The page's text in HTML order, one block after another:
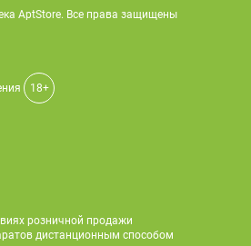
AptStore. Все права защищены
18+
розничной продажи
дистанционным способом